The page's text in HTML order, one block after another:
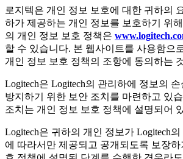
로지텍은 개인 정보 보호에 대한 귀하의
하가 제공하는 개인 정보를 보호하기 위
의 개인 정보 보호 정책은
할 수 있습니다. 본 웹사이트를 사용함으
개인 정보 보호 정책의 조항에 동의하는
Logitech은 Logitech의 관리하에 정보의
방지하기 위한 보안 조치를 마련하고 있
조치는 개인 정보 보호 정책에 설명되어
Logitech은 귀하의 개인 정보가 Logitech
에 따라서만 제공되고 공개되도록 보장하